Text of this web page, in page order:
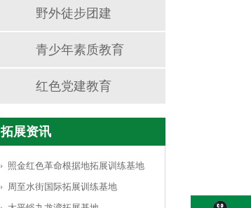
野外徒步团建
青少年素质教育
红色党建教育
拓展资讯
照金红色革命根据地拓展训练基地
周至水街国际拓展训练基地